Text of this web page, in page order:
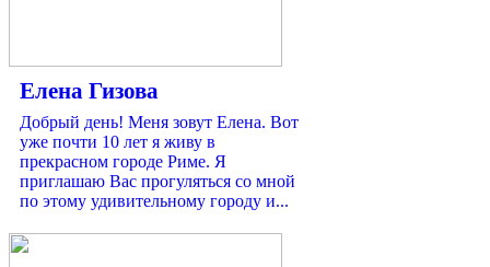
Елена Гизова
Добрый день! Меня зовут Елена. Вот
уже почти 10 лет я живу в
прекрасном городе Риме. Я
приглашаю Вас прогуляться со мной
по этому удивительному городу и...